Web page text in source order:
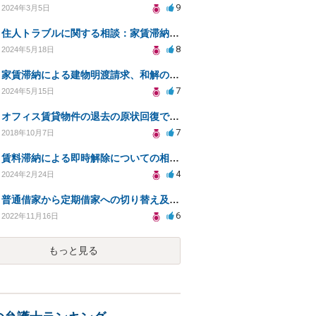
2024年3月5日 9
住人トラブルに関する相談：家賃滞納と退去費の支払いを拒否され、管理鍵の横領も発生
2024年5月18日 8
家賃滞納による建物明渡請求、和解の可能性と対策
2024年5月15日 7
オフィス賃貸物件の退去の原状回復で、必要ない修繕費を請求されている
2018年10月7日 7
賃料滞納による即時解除についての相談（貸主側です）
2024年2月24日 4
普通借家から定期借家への切り替え及び、賃料値上げについて
2022年11月16日 6
もっと見る